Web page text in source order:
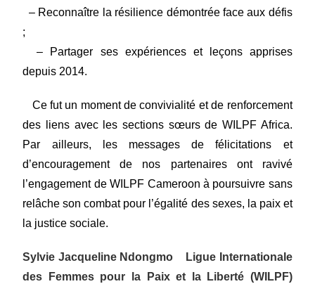
– Reconnaître la résilience démontrée face aux défis
;
– Partager ses expériences et leçons apprises
depuis 2014.
Ce fut un moment de convivialité et de renforcement
des liens avec les sections sœurs de WILPF Africa.
Par ailleurs, les messages de félicitations et
d’encouragement de nos partenaires ont ravivé
l’engagement de WILPF Cameroon à poursuivre sans
relâche son combat pour l’égalité des sexes, la paix et
la justice sociale.
Sylvie Jacqueline Ndongmo
Ligue Internationale
des Femmes pour la Paix et la Liberté (WILPF)